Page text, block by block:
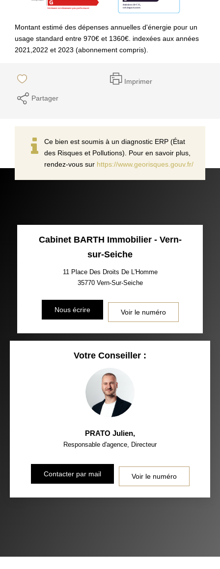
Montant estimé des dépenses annuelles d'énergie pour un
usage standard entre 970€ et 1360€. indexées aux années
2021,2022 et 2023 (abonnement compris).
Imprimer
Partager
Ce bien est soumis à un diagnostic ERP (État
des Risques et Pollutions). Pour en savoir plus,
rendez-vous sur https://www.georisques.gouv.fr/
Cabinet BARTH Immobilier - Vern-
sur-Seiche
11 Place Des Droits De L'Homme
35770 Vern-Sur-Seiche
Nous écrire Voir le numéro
Votre Conseiller :
PRATO Julien,
Responsable d'agence, Directeur
Contacter par mail Voir le numéro